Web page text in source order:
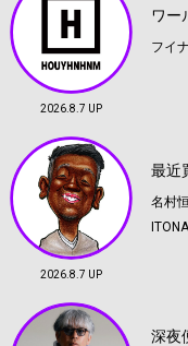
2026.8.7 UP
ワー
フイ
2026.8.7 UP
最近
名村
深夜